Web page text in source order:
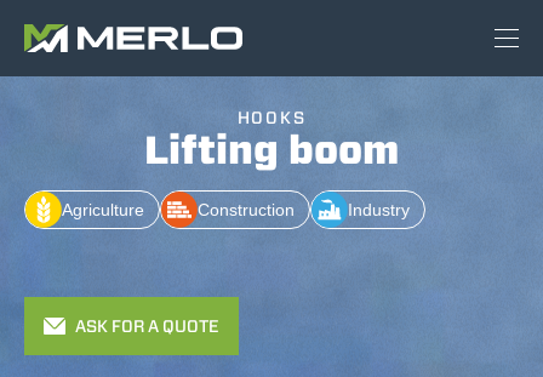
HOOKS
Lifting boom
Agriculture Construction Industry
ASK FOR A QUOTE